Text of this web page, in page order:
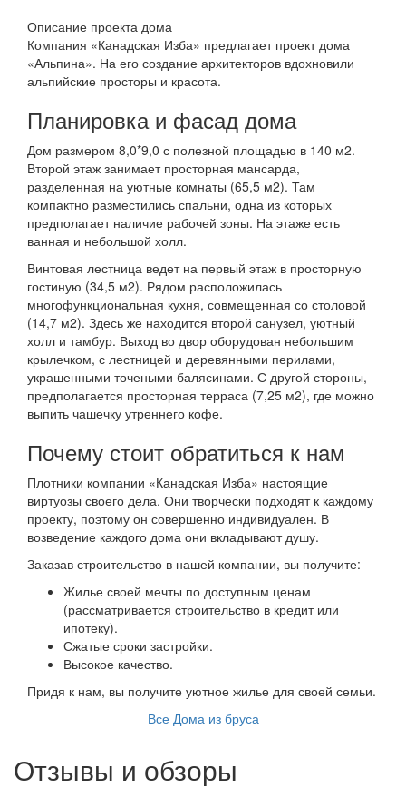
Описание проекта дома
Компания «Канадская Изба» предлагает проект дома
«Альпина». На его создание архитекторов вдохновили
альпийские просторы и красота.
Планировка и фасад дома
Дом размером 8,0*9,0 с полезной площадью в 140 м2.
Второй этаж занимает просторная мансарда,
разделенная на уютные комнаты (65,5 м2). Там
компактно разместились спальни, одна из которых
предполагает наличие рабочей зоны. На этаже есть
ванная и небольшой холл.
Винтовая лестница ведет на первый этаж в просторную
гостиную (34,5 м2). Рядом расположилась
многофункциональная кухня, совмещенная со столовой
(14,7 м2). Здесь же находится второй санузел, уютный
холл и тамбур. Выход во двор оборудован небольшим
крылечком, с лестницей и деревянными перилами,
украшенными точеными балясинами. С другой стороны,
предполагается просторная терраса (7,25 м2), где можно
выпить чашечку утреннего кофе.
Почему стоит обратиться к нам
Плотники компании «Канадская Изба» настоящие
виртуозы своего дела. Они творчески подходят к каждому
проекту, поэтому он совершенно индивидуален. В
возведение каждого дома они вкладывают душу.
Заказав строительство в нашей компании, вы получите:
Жилье своей мечты по доступным ценам
(рассматривается строительство в кредит или
ипотеку).
Сжатые сроки застройки.
Высокое качество.
Придя к нам, вы получите уютное жилье для своей семьи.
Все Дома из бруса
Отзывы и обзоры